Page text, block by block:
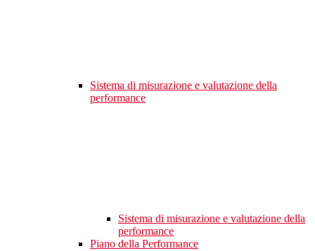
Sistema di misurazione e valutazione della
performance
Sistema di misurazione e valutazione della
performance
Piano della Performance